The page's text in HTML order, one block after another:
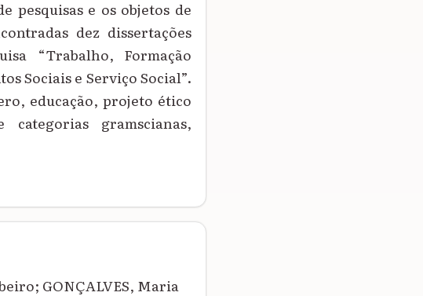
pesquisas e os objetos de
dez dissertações
“Trabalho, Formação
Sociais e Serviço Social”.
educação, projeto ético
gramscianas,
GONÇALVES, Maria